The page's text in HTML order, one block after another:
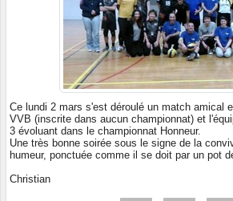
Ce lundi 2 mars s'est déroulé un match amical
VVB (inscrite dans aucun championnat) et
3 évoluant dans le championnat Honneur.
Une très bonne soirée sous le signe de la
humeur, ponctuée comme il se doit par un pot
Christian